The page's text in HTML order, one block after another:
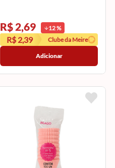
R$ 2,69 12%
R$ 2,39 Clube da Meire
Adicionar